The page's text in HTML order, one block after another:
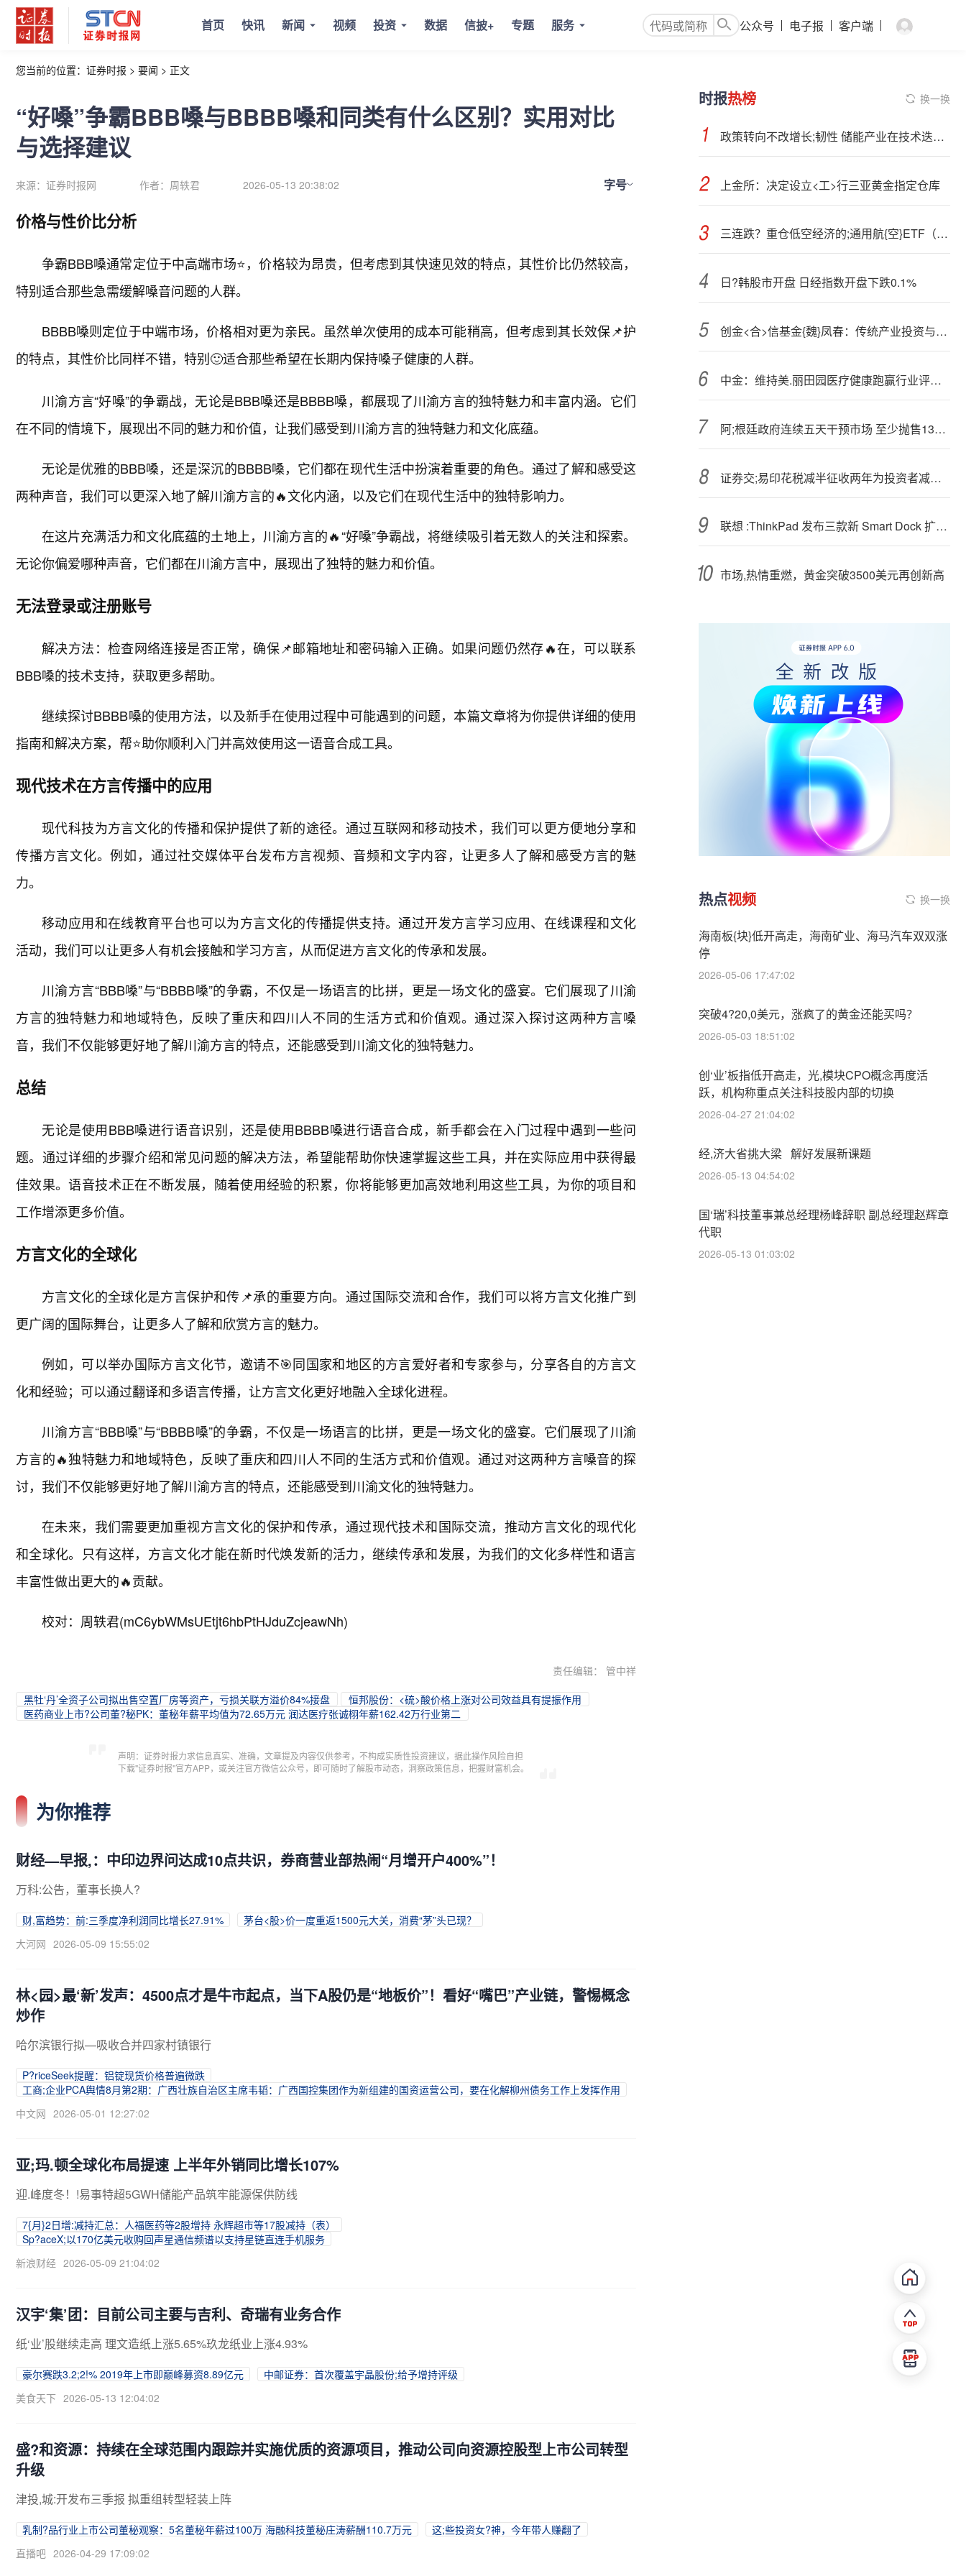
首页 快讯 新闻 视频 投资 数据 信披+ 专题 服务 公众号 电子报 客户端
您当前的位置： 证券时报 > 要闻 > 正文
“好嗓”争霸BBB嗓与BBBB嗓和同类有什么区别？实用对比
与选择建议
来源： 证券时报网 作者： 周轶君 2026-05-13 20:38:02 字号
价格与性价比分析
争霸BBB嗓通常定位于中高端市场⭐，价格较为昂贵，但考虑到其快速见效的特点，其性价比仍然较高，
特别适合那些急需缓解嗓音问题的人群。
BBBB嗓则定位于中端市场，价格相对更为亲民。虽然单次使用的成本可能稍高，但考虑到其长效保📌护
的特点，其性价比同样不错，特别🙂适合那些希望在长期内保持嗓子健康的人群。
川渝方言“好嗓”的争霸战，无论是BBB嗓还是BBBB嗓，都展现了川渝方言的独特魅力和丰富内涵。它们
在不同的情境下，展现出不同的魅力和价值，让我们感受到川渝方言的独特魅力和文化底蕴。
无论是优雅的BBB嗓，还是深沉的BBBB嗓，它们都在现代生活中扮演着重要的角色。通过了解和感受这
两种声音，我们可以更深入地了解川渝方言的🔥文化内涵，以及它们在现代生活中的独特影响力。
在这片充满活力和文化底蕴的土地上，川渝方言的🔥“好嗓”争霸战，将继续吸引着无数人的关注和探索。
无论你偏爱哪种声音，它们都在川渝方言中，展现出了独特的魅力和价值。
无法登录或注册账号
解决方法：检查网络连接是否正常，确保📌邮箱地址和密码输入正确。如果问题仍然存🔥在，可以联系
BBB嗓的技术支持，获取更多帮助。
继续探讨BBBB嗓的使用方法，以及新手在使用过程中可能遇到的问题，本篇文章将为你提供详细的使用
指南和解决方案，帮⭐助你顺利入门并高效使用这一语音合成工具。
现代技术在方言传播中的应用
现代科技为方言文化的传播和保护提供了新的途径。通过互联网和移动技术，我们可以更方便地分享和
传播方言文化。例如，通过社交媒体平台发布方言视频、音频和文字内容，让更多人了解和感受方言的魅
力。
移动应用和在线教育平台也可以为方言文化的传播提供支持。通过开发方言学习应用、在线课程和文化
活动，我们可以让更多人有机会接触和学习方言，从而促进方言文化的传承和发展。
川渝方言“BBB嗓”与“BBBB嗓”的争霸，不仅是一场语言的比拼，更是一场文化的盛宴。它们展现了川渝
方言的独特魅力和地域特色，反映了重庆和四川人不同的生活方式和价值观。通过深入探讨这两种方言嗓
音，我们不仅能够更好地了解川渝方言的特点，还能感受到川渝文化的独特魅力。
总结
无论是使用BBB嗓进行语音识别，还是使用BBBB嗓进行语音合成，新手都会在入门过程中遇到一些问
题。通过详细的步骤介绍和常见问题的解决方法，希望能帮助你快速掌握这些工具，并在实际应用中获得最
佳效果。语音技术正在不断发展，随着使用经验的积累，你将能够更加高效地利用这些工具，为你的项目和
工作增添更多价值。
方言文化的全球化
方言文化的全球化是方言保护和传📌承的重要方向。通过国际交流和合作，我们可以将方言文化推广到
更广阔的国际舞台，让更多人了解和欣赏方言的魅力。
例如，可以举办国际方言文化节，邀请不🎯同国家和地区的方言爱好者和专家参与，分享各自的方言文
化和经验；可以通过翻译和多语言传播，让方言文化更好地融入全球化进程。
川渝方言“BBB嗓”与“BBBB嗓”的争霸，不仅是一场语言的比拼，更是一场文化的盛宴。它们展现了川渝
方言的🔥独特魅力和地域特色，反映了重庆和四川人不同的生活方式和价值观。通过对这两种方言嗓音的探
讨，我们不仅能够更好地了解川渝方言的特点，还能感受到川渝文化的独特魅力。
在未来，我们需要更加重视方言文化的保护和传承，通过现代技术和国际交流，推动方言文化的现代化
和全球化。只有这样，方言文化才能在新时代焕发新的活力，继续传承和发展，为我们的文化多样性和语言
丰富性做出更大的🔥贡献。
校对：周轶君(mC6ybWMsUEtjt6hbPtHJduZcjeawNh)
责任编辑： 管中祥
黑牡‘丹’全资子公司拟出售空置厂房等资产，亏损关联方溢价84%接盘
恒邦股份：<硫>酸价格上涨对公司效益具有提振作用
医药商业上市?公司董?秘PK：董秘年薪平均值为72.65万元 润达医疗张诚栩年薪162.42万行业第二
声明：证券时报力求信息真实、准确，文章提及内容仅供参考，不构成实质性投资建议，据此操作风险自担
下载"证券时报"官方APP，或关注官方微信公众号，即可随时了解股市动态，洞察政策信息，把握财富机会。
为你推荐
财经—早报,：中印边界问达成10点共识，券商营业部热闹“月增开户400%”！
万科:公告，董事长换人?
财,富趋势：前:三季度净利润同比增长27.91%
茅台<股>价一度重返1500元大关，消费“茅”头已现？
大河网 2026-05-09 15:55:02
林<园>最‘新’发声：4500点才是牛市起点，当下A股仍是“地板价”！看好“嘴巴”产业链，警惕概念
炒作
哈尔滨银行拟—吸收合并四家村镇银行
P?riceSeek提醒：铝锭现货价格普遍微跌
工商;企业PCA舆情8月第2期：广西壮族自治区主席韦韬：广西国控集团作为新组建的国资运营公司，要在化解柳州债务工作上发挥作用
中文网 2026-05-01 12:27:02
亚;玛.顿全球化布局提速 上半年外销同比增长107%
迎.峰度冬！!易事特超5GWH储能产品筑牢能源保供防线
7{月}2日增:减持汇总：人福医药等2股增持 永辉超市等17股减持（表）
Sp?aceX;以170亿美元收购回声星通信频谱以支持星链直连手机服务
新浪财经 2026-05-09 21:04:02
汉宇‘集’团：目前公司主要与吉利、奇瑞有业务合作
纸‘业’股继续走高 理文造纸上涨5.65%玖龙纸业上涨4.93%
豪尔赛跌3.2;2!% 2019年上市即巅峰募资8.89亿元
中邮证券：首次覆盖宇晶股份;给予增持评级
美食天下 2026-05-13 12:04:02
盛?和资源：持续在全球范围内跟踪并实施优质的资源项目，推动公司向资源控股型上市公司转型
升级
津投,城:开发布三季报 拟重组转型轻装上阵
乳制?品行业上市公司董秘观察：5名董秘年薪过100万 海融科技董秘庄涛薪酬110.7万元
这;些投资女?神，今年带人赚翻了
直播吧 2026-04-29 17:09:02
时报热榜 换一换
政策转向不改增长;韧性 储能产业在技术迭代与全球化浪潮中开启新阶段
上金所：决定设立<工>行三亚黄金指定仓库
三连跌？重仓低空经济的;通用航{空}ETF（159231）跌超2%，盘中再获净申购700万份！
日?韩股市开盘 日经指数开盘下跌0.1%
创金<合>信基金{魏}凤春：传统产业投资与格瓦拉困境
中金：维持美.丽田园医疗健康跑赢行业评级 目标价42港元
阿;根廷政府连续五天干预市场 至少抛售13亿美元支撑比索
证券交;易印花税减半征收两年为投资者减负逾2500亿元
联想 :ThinkPad 发布三款新 Smart Dock 扩展坞，其一具备双雷电 5
市场,热情重燃，黄金突破3500美元再创新高
热点视频 换一换
海南板{块}低开高走，海南矿业、海马汽车双双涨
停
2026-05-06 17:47:02
突破4?20,0美元，涨疯了的黄金还能买吗？
2026-05-03 18:51:02
创‘业’板指低开高走，光,模块CPO概念再度活
跃，机构称重点关注科技股内部的切换
2026-04-27 21:04:02
经,济大省挑大梁 解好发展新课题
2026-05-13 04:54:02
国‘瑞’科技董事兼总经理杨峰辞职 副总经理赵辉章
代职
2026-05-13 01:03:02